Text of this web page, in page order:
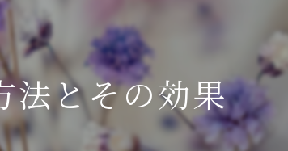
癖毛
縮毛矯正
トリートメント
お
法とその効果